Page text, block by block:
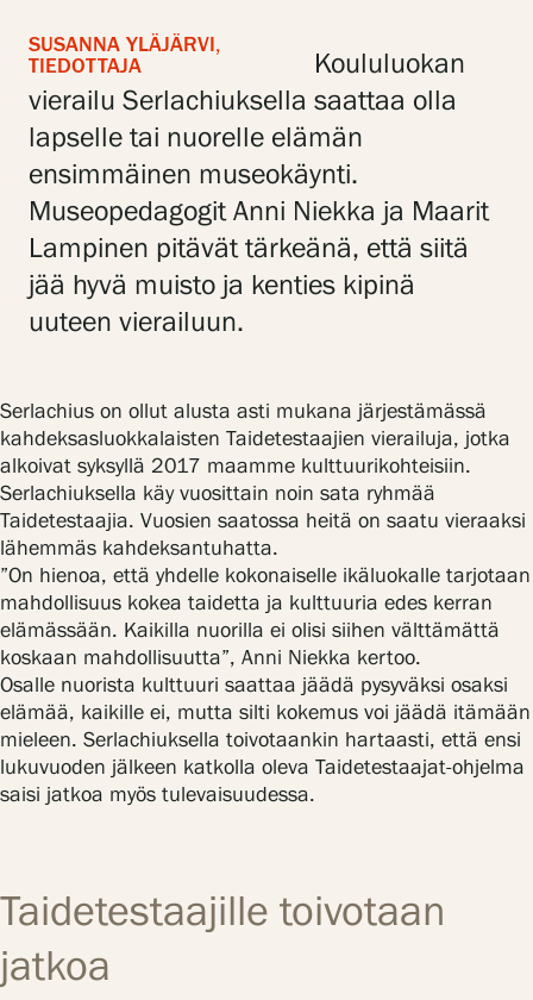
Gösta Serlachiuksen taidesäätiö
Yhteystiedot
Ravintola Gösta
Serlachius Taidesauna
Serlachius Art & Sauna Express
Vastuullisuus
Esteettömyys
Tietosuoja ja evästeet
Verkkokauppa
SUSANNA YLÄJÄRVI,
TIEDOTTAJA
Koululuokan
vierailu Serlachiuksella saattaa olla
lapselle tai nuorelle elämän
ensimmäinen museokäynti.
Museopedagogit Anni Niekka ja Maarit
Lampinen pitävät tärkeänä, että siitä
jää hyvä muisto ja kenties kipinä
uuteen vierailuun.
Serlachius on ollut alusta asti mukana järjestämässä
kahdeksasluokkalaisten Taidetestaajien vierailuja, jotka
alkoivat syksyllä 2017 maamme kulttuurikohteisiin.
Serlachiuksella käy vuosittain noin sata ryhmää
Taidetestaajia. Vuosien saatossa heitä on saatu vieraaksi
lähemmäs kahdeksantuhatta.
”On hienoa, että yhdelle kokonaiselle ikäluokalle tarjotaan
mahdollisuus kokea taidetta ja kulttuuria edes kerran
elämässään. Kaikilla nuorilla ei olisi siihen välttämättä
koskaan mahdollisuutta”, Anni Niekka kertoo.
Osalle nuorista kulttuuri saattaa jäädä pysyväksi osaksi
elämää, kaikille ei, mutta silti kokemus voi jäädä itämään
mieleen. Serlachiuksella toivotaankin hartaasti, että ensi
lukuvuoden jälkeen katkolla oleva Taidetestaajat-ohjelma
saisi jatkoa myös tulevaisuudessa.
Taidetestaajille toivotaan
jatkoa